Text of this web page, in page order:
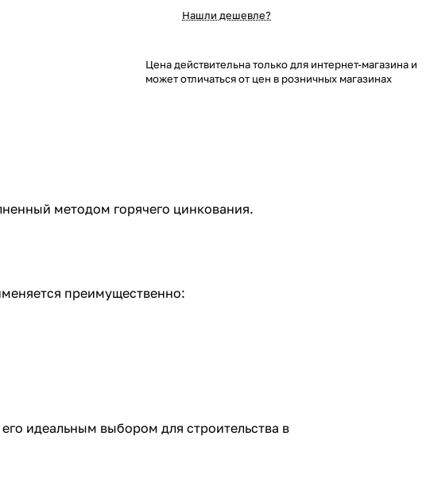
Нашли дешевле?
Цена действительна только для интернет-магазина и
может отличаться от цен в розничных магазинах
методом горячего цинкования.
преимущественно:
идеальным выбором для строительства в